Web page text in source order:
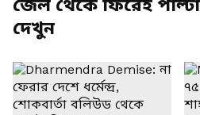
জেল থেকে ফিরেই
দেখুন